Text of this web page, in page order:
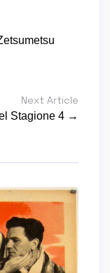
Next Article
Stagione 4 →